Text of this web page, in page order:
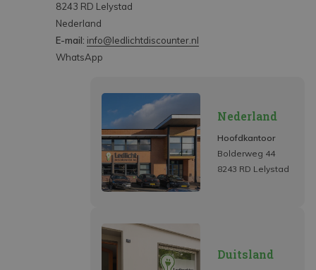
8243 RD Lelystad
Nederland
E-mail: info@ledlichtdiscounter.nl
WhatsApp
Nederland
Hoofdkantoor
Bolderweg 44
8243 RD Lelystad
Duitsland